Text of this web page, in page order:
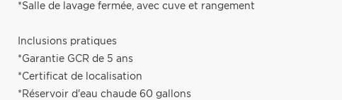
*Salle de lavage fermée, avec cuve et rangement
Inclusions pratiques
*Garantie GCR de 5 ans
*Certificat de localisation
*Réservoir d'eau chaude 60 gallons